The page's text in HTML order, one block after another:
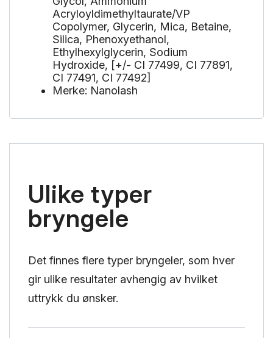
Acryloyldimethyltaurate/VP
Copolymer, Glycerin, Mica, Betaine,
Silica, Phenoxyethanol,
Ethylhexylglycerin, Sodium
Hydroxide, [+/- CI 77499, CI 77891,
CI 77491, CI 77492]
Merke: Nanolash
Ulike typer
bryngele
Det finnes flere typer bryngeler, som hver
gir ulike resultater avhengig av hvilket
uttrykk du ønsker.